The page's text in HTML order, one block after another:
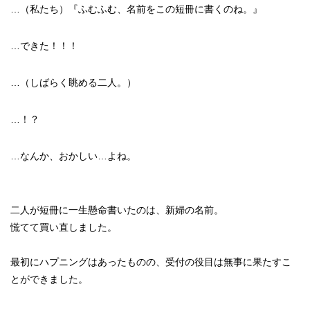
…（私たち）『ふむふむ、名前をこの短冊に書くのね。』
…できた！！！
…（しばらく眺める二人。）
…！？
…なんか、おかしい…よね。
二人が短冊に一生懸命書いたのは、新婦の名前。
慌てて買い直しました。
最初にハプニングはあったものの、受付の役目は無事に果たすこ
とができました。